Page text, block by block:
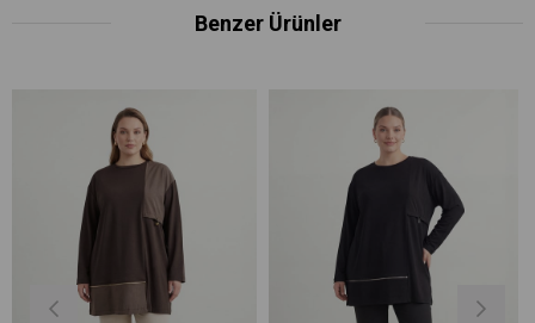
Benzer Ürünler